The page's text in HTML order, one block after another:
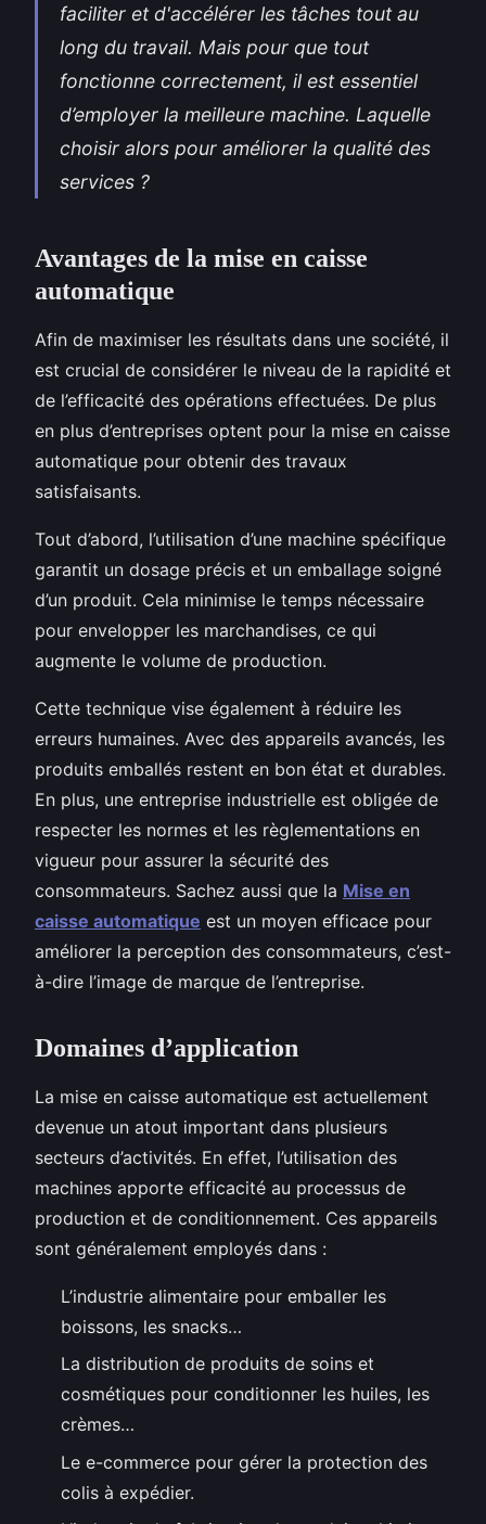
faciliter et d'accélérer les tâches tout au
long du travail. Mais pour que tout
fonctionne correctement, il est essentiel
d’employer la meilleure machine. Laquelle
choisir alors pour améliorer la qualité des
services ?
Avantages de la mise en caisse
automatique
Afin de maximiser les résultats dans une société, il
est crucial de considérer le niveau de la rapidité et
de l’efficacité des opérations effectuées. De plus
en plus d’entreprises optent pour la mise en caisse
automatique pour obtenir des travaux
satisfaisants.
Tout d’abord, l’utilisation d’une machine spécifique
garantit un dosage précis et un emballage soigné
d’un produit. Cela minimise le temps nécessaire
pour envelopper les marchandises, ce qui
augmente le volume de production.
Cette technique vise également à réduire les
erreurs humaines. Avec des appareils avancés, les
produits emballés restent en bon état et durables.
En plus, une entreprise industrielle est obligée de
respecter les normes et les règlementations en
vigueur pour assurer la sécurité des
consommateurs. Sachez aussi que la Mise en
caisse automatique est un moyen efficace pour
améliorer la perception des consommateurs, c’est-
à-dire l’image de marque de l’entreprise.
Domaines d’application
La mise en caisse automatique est actuellement
devenue un atout important dans plusieurs
secteurs d’activités. En effet, l’utilisation des
machines apporte efficacité au processus de
production et de conditionnement. Ces appareils
sont généralement employés dans :
L’industrie alimentaire pour emballer les
boissons, les snacks…
La distribution de produits de soins et
cosmétiques pour conditionner les huiles, les
crèmes…
Le e-commerce pour gérer la protection des
colis à expédier.